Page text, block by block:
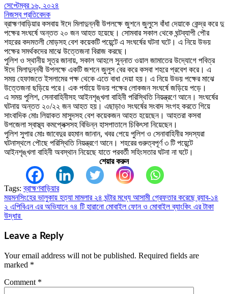
সেপ্টেম্বর ১৬, ২০২৪
নিজস্ব প্রতিবেদক
ব্রাহ্মণবাড়িয়ার কসবায় ঈদে মিলাদুন্নবী উপলক্ষে জুশনে জুলুসে বাঁধা দেয়াকে কেন্দ্র করে দু
পক্ষের সংঘর্ষে অন্তত ২০ জন আহত হয়েছে। সোমবার সকাল থেকে ঘন্টব্যাপী পৌর
শহরের কদমতলী মোড়সহ বেশ কয়েকটি পয়েন্টে এ সংঘর্ষের ঘটনা ঘটে। এ নিয়ে উভয়
পক্ষের সমর্থকদের মাঝে উত্তেজনা বিরাজ করছে।
পুলিশ ও স্থানীয় সূত্র জানায়, সকাল আহলে সুন্নাত ওয়াল জামাতের উদ্যোগে পবিত্র
ঈদে মিলাদুন্নবী উপলক্ষে একটি জশনে জুলুস বের করে কসবা শহরে প্রবেশ করে। এ
সময় হেফাজতে ইসলামের পক্ষ থেকে এতে বাধা দেয়া হয়। এ নিয়ে উভয় পক্ষের মাঝে
উত্তেজনা ছড়িয়ে পরে। এক পর্যায়ে উভয় পক্ষের লোকজন সংঘর্ষে জড়িয়ে পড়ে।
এ সময় পুলিশ, সেনাবাহিনীসহ আইনশৃঙ্খলা বাহিনী পরিস্থিতি নিয়ন্ত্রণে আনে। সংঘর্ষের
ঘটনায় অন্তত ২০/২২ জন আহত হয়। এছাড়াও সংঘর্ষের সংবাদ সংগহ করতে গিয়ে
সাংবাদিক মোঃ লিয়াকত মাসুদসহ বেশ কয়েকজন আহত হয়েছেন। আহতরা কসবা
উপজেলা স্বাস্থ্য কমপ্লেক্সসহ বিভিন্ন হাসপাতালে চিকিৎসা নিয়েছেন।
পুলিশ সুপার মোঃ জাবেদুর রহমান জানান, খবর পেয়ে পুলিশ ও সেনাবাহিনীর সদস্যরা
ঘটনাস্থলে পৌছে পরিস্থিতি নিয়ন্ত্রণে আনে। শহরের গুরুত্বপূর্ণ ৩ টি পয়েন্টে
আইনশৃঙ্খলা বাহিনী অবস্থান নিয়েছে যাতে পরবর্তী সহিংসতার ঘটনা না ঘটে।
শেয়ার করুন
Tags: ব্রাহ্মণবাড়িয়ার
Post
navigation
ময়মনসিংহের ভালুকায় হত্যা মামলার ২৪ ঘন্টার মধ্যে আসামী গ্রেফতার করেছে র‍্যাব-১৪
২ এপিবিএন এর অভিযানে ৭৪ টি হারানো মোবাইল ফোন ও মোবাইল ব্যাংকিং এর টাকা
উদ্ধার
Leave a Reply
Your email address will not be published. Required fields are
marked *
Comment *